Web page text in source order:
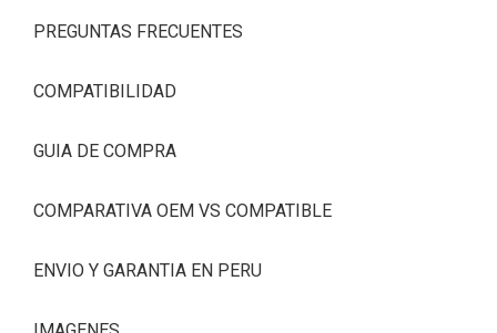
PREGUNTAS FRECUENTES
COMPATIBILIDAD
GUIA DE COMPRA
COMPARATIVA OEM VS COMPATIBLE
ENVIO Y GARANTIA EN PERU